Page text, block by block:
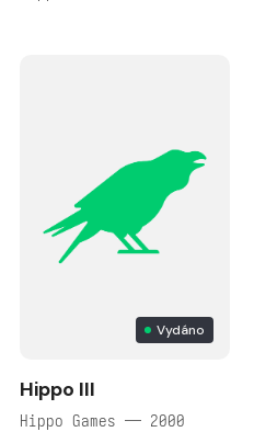
Vydáno
Hippo III
Hippo Games — 2000